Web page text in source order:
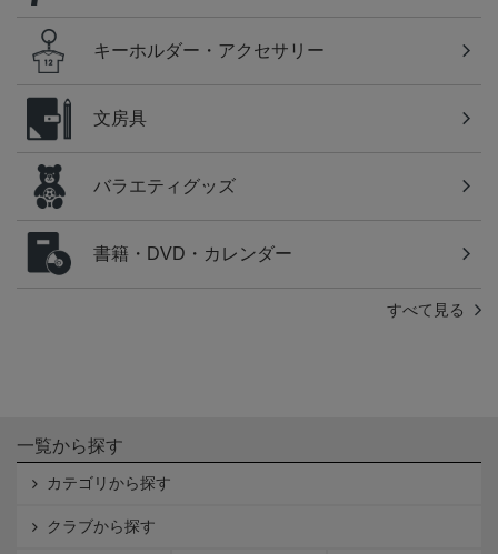
キーホルダー・アクセサリー
文房具
バラエティグッズ
書籍・DVD・カレンダー
すべて見る
一覧から探す
カテゴリから探す
クラブから探す